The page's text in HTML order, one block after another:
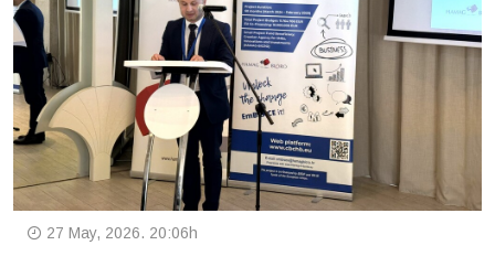
27 May, 2026. 20:06h